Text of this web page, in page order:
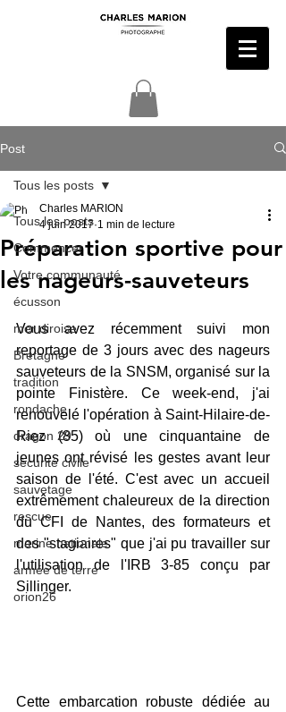
Post
Tous les posts
Commencer
Votre communauté
écusson
mer diroise
Bretagne
tradition
rondache
dragon 29
sécurité civile
sauvetage
rescue
marine nationale
armée de terre
orion26
Tous les posts
Préparation sportive pour
les nageurs-sauveteurs
Charles MARION
4 juin 2017 1 min de lecture
Vous avez récemment suivi mon
reportage de 3 jours avec des nageurs
sauveteurs de la SNSM, organisé sur la
pointe Finistère. Ce week-end, j'ai
renouvelé l'opération à Saint-Hilaire-de-
Riez (85) où une cinquantaine de
jeunes ont révisé les gestes avant leur
saison de l'été. C'est avec un accueil
extrêmement chaleureux de la direction
du CFI de Nantes, des formateurs et
des "stagiaires" que j'ai pu travailler sur
l'utilisation de l'IRB 3-85 conçu par
Sillinger.
Cette embarcation robuste dédiée au